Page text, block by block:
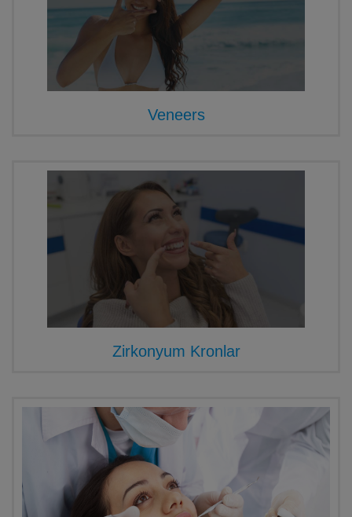
Veneers
Zirkonyum Kronlar